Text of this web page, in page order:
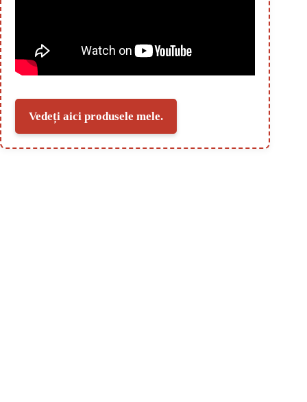
Vedeți aici produsele mele.